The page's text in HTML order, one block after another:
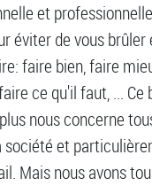
et
éviter de vous
faire bien, faire
ce qu'il faut, ... Ce
nous concerne
société et
Mais nous avons